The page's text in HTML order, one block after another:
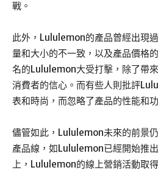
戰。
此外，Lululemon的產品曾經出現
量和大小的不一致，以及產品價格
名的Lululemon大受打擊，除了帶
消費者的信心。而有些人則批評
表和時尚，而忽略了產品的性能和
儘管如此，Lululemon未來的前景
產品線，如Lululemon已經開始推
上，Lululemon的線上營銷活動取